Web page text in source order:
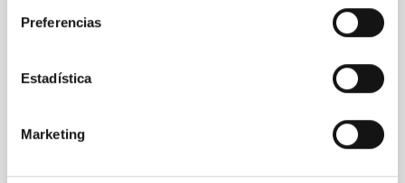
Preferencias
Estadística
Marketing
(GTCAO) del Instituto de Astrofísica de Canarias
Telescopio Canarias (GTC o Grantecan), ha
completado con éxito la integración del instrumento
del mundo. La instalación se ha realizado en la salida
de GTCAO, en la plataforma Nasmyth B del